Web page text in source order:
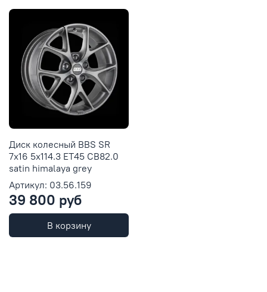
Диск колесный BBS SR
7x16 5x114.3 ET45 CB82.0
satin himalaya grey
Артикул: 03.56.159
39 800 руб
В корзину